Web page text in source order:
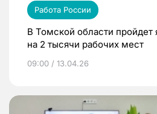
Работа России
В Томской области пройдет
на 2 тысячи рабочих мест
09:00 / 13.04.26